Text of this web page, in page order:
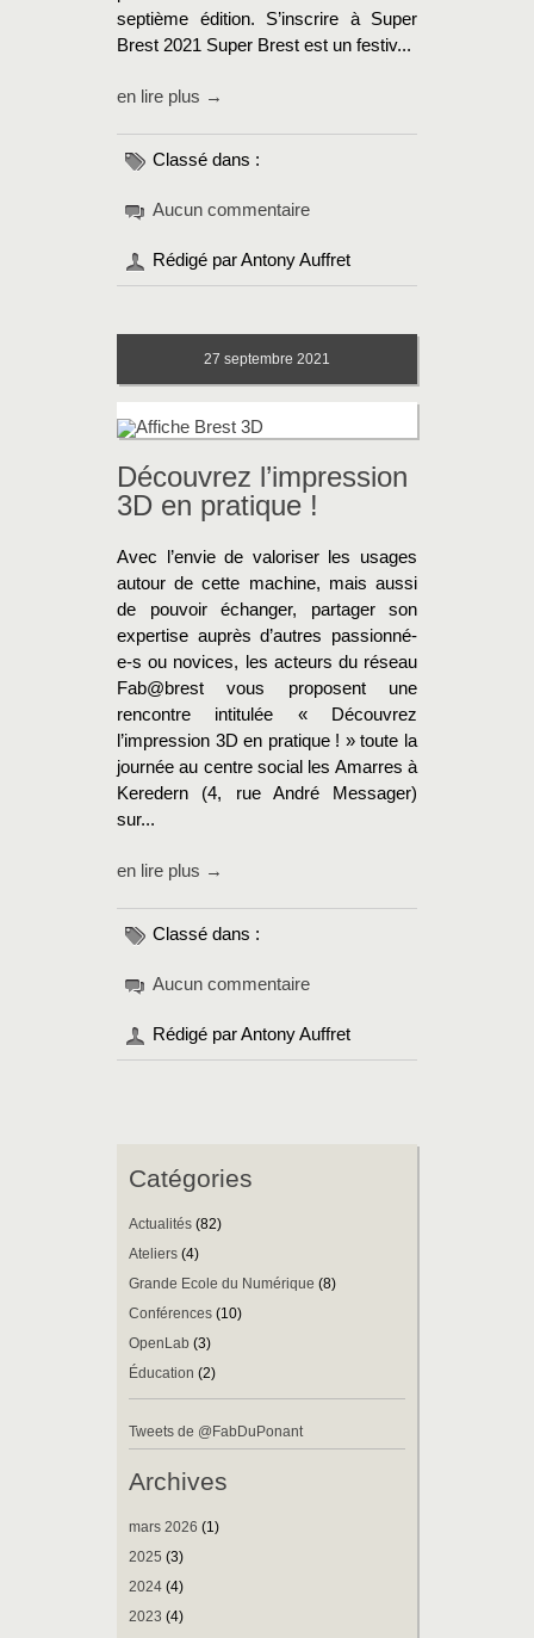
septième édition. S’inscrire à Super
Brest 2021 Super Brest est un festiv...
en lire plus →
Classé dans :
Aucun commentaire
Rédigé par Antony Auffret
27 septembre 2021
Découvrez l’impression
3D en pratique !
Avec l’envie de valoriser les usages
autour de cette machine, mais aussi
de pouvoir échanger, partager son
expertise auprès d’autres passionné-
e-s ou novices, les acteurs du réseau
Fab@brest vous proposent une
rencontre intitulée « Découvrez
l’impression 3D en pratique ! » toute la
journée au centre social les Amarres à
Keredern (4, rue André Messager)
sur...
en lire plus →
Classé dans :
Aucun commentaire
Rédigé par Antony Auffret
Catégories
Actualités (82)
Ateliers (4)
Grande Ecole du Numérique (8)
Conférences (10)
OpenLab (3)
Éducation (2)
Tweets de @FabDuPonant
Archives
mars 2026 (1)
2025 (3)
2024 (4)
2023 (4)